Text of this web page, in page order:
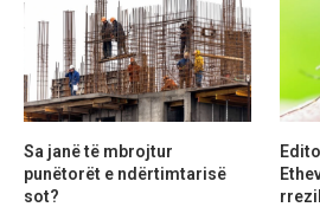
Sa janë të mbrojtur
punëtorët e ndërtimtarisë
sot?